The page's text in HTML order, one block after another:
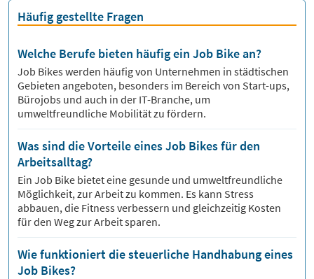
Häufig gestellte Fragen
Welche Berufe bieten häufig ein Job Bike an?
Job Bikes werden häufig von Unternehmen in städtischen
Gebieten angeboten, besonders im Bereich von Start-ups,
Bürojobs und auch in der IT-Branche, um
umweltfreundliche Mobilität zu fördern.
Was sind die Vorteile eines Job Bikes für den
Arbeitsalltag?
Ein Job Bike bietet eine gesunde und umweltfreundliche
Möglichkeit, zur Arbeit zu kommen. Es kann Stress
abbauen, die Fitness verbessern und gleichzeitig Kosten
für den Weg zur Arbeit sparen.
Wie funktioniert die steuerliche Handhabung eines
Job Bikes?